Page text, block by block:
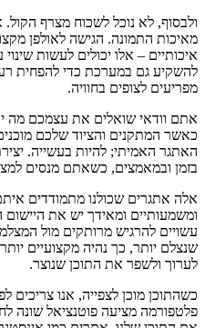
ולבסוף, לא נוכל לשכוח מצרף
מאיכות התמונה. הגישה לאולפן
איכותיים – אלו יכולים לעשות
להשקיע גם במערכת כדי להפחית
מפריעים לצופים בחוויה.
אתם וודאי שואלים את עצמכם מה
כאשר המתקנים והציוד שלכם
האתגר האמיתי; להיות בעשייה.
בזמן ובמאמצים, כשאתם מנסים
אלה אתגרים שכולנו מתמודדים
ומשמעותיים ומאידך יש את היישום
עשויים להרגיש מרותקים מול
שנצלם יותר, כך נהיה מקצועיים
לערוך ולשפר את התוכן שנוצר.
כשהתוכן מוכן לצפייה, אנו
פלטפורמה מציעה פוטנציאל שונה